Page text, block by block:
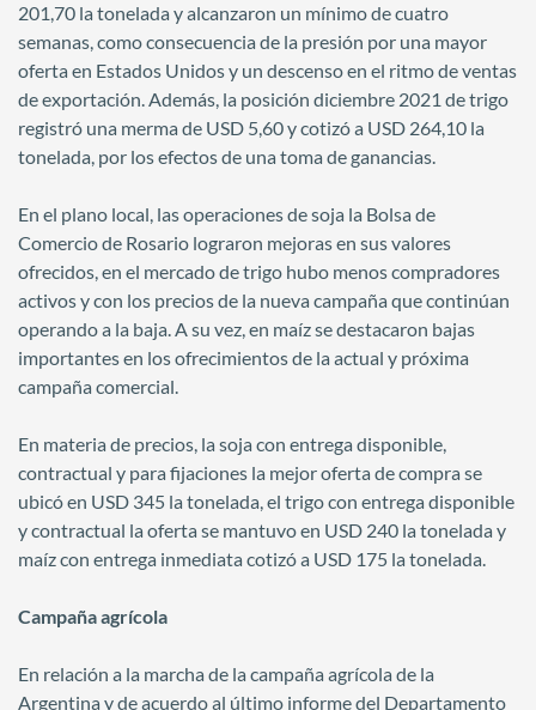
201,70 la tonelada y alcanzaron un mínimo de cuatro
semanas, como consecuencia de la presión por una mayor
oferta en Estados Unidos y un descenso en el ritmo de ventas
de exportación. Además, la posición diciembre 2021 de trigo
registró una merma de USD 5,60 y cotizó a USD 264,10 la
tonelada, por los efectos de una toma de ganancias.
En el plano local, las operaciones de soja la Bolsa de
Comercio de Rosario lograron mejoras en sus valores
ofrecidos, en el mercado de trigo hubo menos compradores
activos y con los precios de la nueva campaña que continúan
operando a la baja. A su vez, en maíz se destacaron bajas
importantes en los ofrecimientos de la actual y próxima
campaña comercial.
En materia de precios, la soja con entrega disponible,
contractual y para fijaciones la mejor oferta de compra se
ubicó en USD 345 la tonelada, el trigo con entrega disponible
y contractual la oferta se mantuvo en USD 240 la tonelada y
maíz con entrega inmediata cotizó a USD 175 la tonelada.
Campaña agrícola
En relación a la marcha de la campaña agrícola de la
Argentina y de acuerdo al último informe del Departamento